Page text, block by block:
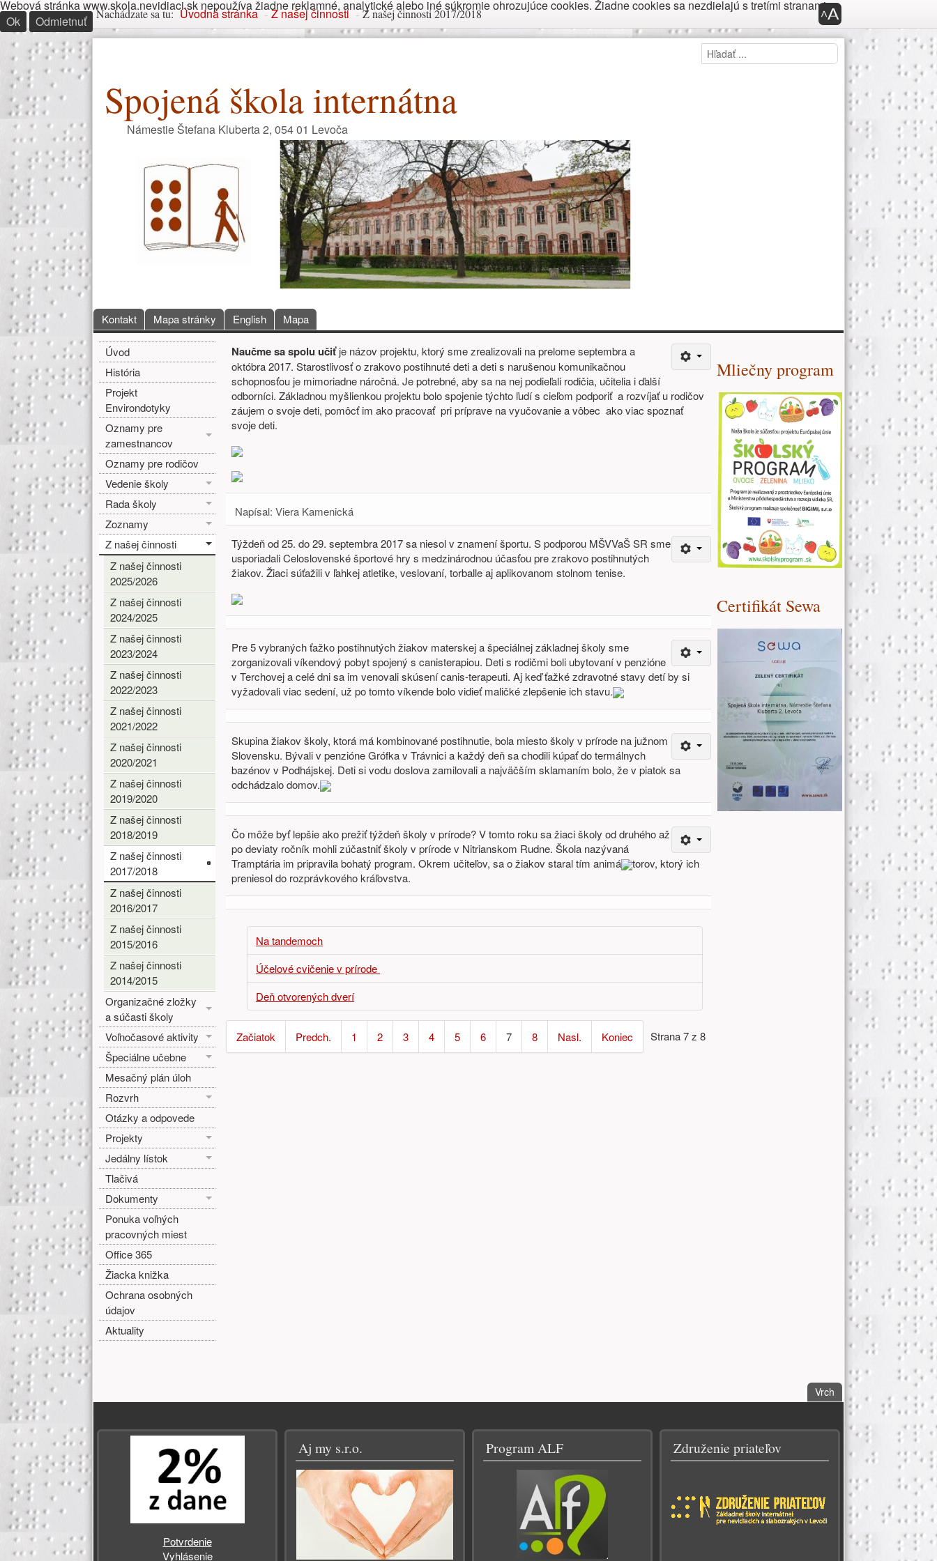
Nachádzate sa tu
Nachádzate sa tu:Úvodná stránka - Z našej činnosti - Z našej činnosti 2017/2018 Panel
Panel prístupnosti
Hľadaj
Hľadať ...
Spojená škola internátna
Námestie Štefana Kluberta 2, 054 01 Levoča
Hlavné menu
Kontakt Mapa stránky English Mapa
Bočné menu
Úvod
História
Projekt
Environdotyky
Oznamy pre
zamestnancov
Oznamy pre rodičov
Vedenie školy
Rada školy
Zoznamy
Z našej činnosti
Z našej činnosti
2025/2026
Z našej činnosti
2024/2025
Z našej činnosti
2023/2024
Z našej činnosti
2022/2023
Z našej činnosti
2021/2022
Z našej činnosti
2020/2021
Z našej činnosti
2019/2020
Z našej činnosti
2018/2019
Z našej činnosti
2017/2018
Z našej činnosti
2016/2017
Z našej činnosti
2015/2016
Z našej činnosti
2014/2015
Organizačné zložky
a súčasti školy
Voľnočasové aktivity
Špeciálne učebne
Mesačný plán úloh
Rozvrh
Otázky a odpovede
Projekty
Jedálny lístok
Tlačivá
Dokumenty
Ponuka voľných
pracovných miest
Office 365
Žiacka knižka
Ochrana osobných
údajov
Aktuality
Hlavná obsah
Naučme sa spolu učiťje názov projektu, ktorý sme zrealizovali na prelome septembra a
októbra 2017. Starostlivosť o zrakovo postihnuté deti a deti s narušenou komunikačnou
schopnosťou je mimoriadne náročná. Je potrebné, aby sa na nej podieľali rodičia, učitelia i ďalší
odborníci. Základnou myšlienkou projektu bolo spojenie týchto ľudí s cieľom podporiť a rozvíjať u rodičov
záujem o svoje deti, pomôcť im ako pracovať pri príprave na vyučovanie a vôbec ako viac spoznať
svoje deti.
Napísal:Viera Kamenická
Týždeň od 25. do 29. septembra 2017 sa niesol v znamení športu. S podporou MŠVVaŠ SR sme
usporiadali Celoslovenské športové hry s medzinárodnou účasťou pre zrakovo postihnutých
žiakov. Žiaci súťažili v ľahkej atletike, veslovaní, torballe aj aplikovanom stolnom tenise.
Pre 5 vybraných ťažko postihnutých žiakov materskej a špeciálnej základnej školy sme
zorganizovali víkendový pobyt spojený s canisterapiou. Deti s rodičmi boli ubytovaní v penzióne
v Terchovej a celé dni sa im venovali skúsení canis-terapeuti. Aj keď ťažké zdravotné stavy detí by si
vyžadovali viac sedení, už po tomto víkende bolo vidieť maličké zlepšenie ich stavu.
Skupina žiakov školy, ktorá má kombinované postihnutie, bola miesto školy v prírode na južnom
Slovensku. Bývali v penzióne Grófka v Trávnici a každý deň sa chodili kúpať do termálnych
bazénov v Podhájskej. Deti si vodu doslova zamilovali a najväčším sklamaním bolo, že v piatok sa
odchádzalo domov.
Čo môže byť lepšie ako prežiť týždeň školy v prírode? V tomto roku sa žiaci školy od druhého až
po deviaty ročník mohli zúčastniť školy v prírode v Nitrianskom Rudne. Škola nazývaná
Tramptária im pripravila bohatý program. Okrem učiteľov, sa o žiakov staral tím animá
torov, ktorý ich
preniesol do rozprávkového kráľovstva.
Na tandemoch
Účelové cvičenie v prírode
Deň otvorených dverí
Strana 7 z 8
Začiatok Predch. 1 2 3 4 5 6 7 8 Nasl. Koniec
Ďalšie zdroje (pravý
Mliečny program
Certifikát Sewa
Vrch. Choď na vrch stánky.
Potvrdenie
Vyhlásenie
Aj my s.r.o. Program ALF Združenie priateľov
Webová stránka www.skola.nevidiaci.sk nepoužíva žiadne reklamné, analytické alebo iné súkromie ohrozujúce cookies. Žiadne cookies sa nezdielajú s tretími stranami.
Ok
Odmietnuť